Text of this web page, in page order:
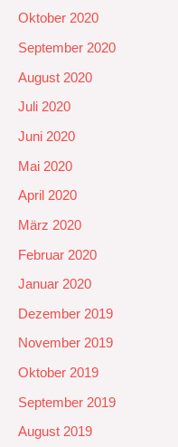
Oktober 2020
September 2020
August 2020
Juli 2020
Juni 2020
Mai 2020
April 2020
März 2020
Februar 2020
Januar 2020
Dezember 2019
November 2019
Oktober 2019
September 2019
August 2019